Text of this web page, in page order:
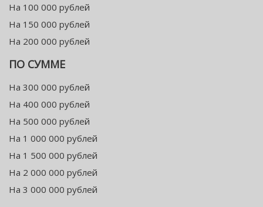
На 100 000 рублей
На 150 000 рублей
На 200 000 рублей
ПО СУММЕ
На 300 000 рублей
На 400 000 рублей
На 500 000 рублей
На 1 000 000 рублей
На 1 500 000 рублей
На 2 000 000 рублей
На 3 000 000 рублей